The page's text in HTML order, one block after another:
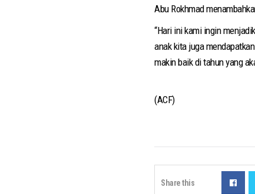
Abu Rokhmad
“Hari ini kami ingin
anak kita juga
makin baik di tahun yang
(ACF)
Share this